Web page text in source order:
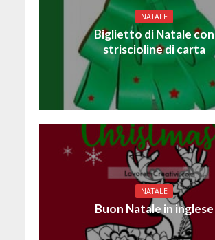
NATALE
Biglietto di Natale con
striscioline di carta
NATALE
Buon Natale in inglese